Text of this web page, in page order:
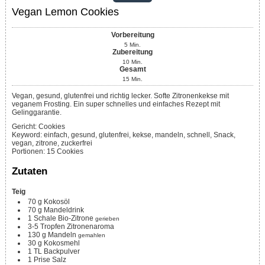
Vegan Lemon Cookies
Vorbereitung
5 Min.
Zubereitung
10 Min.
Gesamt
15 Min.
Vegan, gesund, glutenfrei und richtig lecker. Softe Zitronenkekse mit
veganem Frosting. Ein super schnelles und einfaches Rezept mit
Gelinggarantie.
Gericht: Cookies
Keyword: einfach, gesund, glutenfrei, kekse, mandeln, schnell, Snack,
vegan, zitrone, zuckerfrei
Portionen: 15 Cookies
Zutaten
Teig
70 g Kokosöl
70 g Mandeldrink
1 Schale Bio-Zitrone gerieben
3-5 Tropfen Zitronenaroma
130 g Mandeln gemahlen
30 g Kokosmehl
1 TL
Backpulver
1 Prise Salz